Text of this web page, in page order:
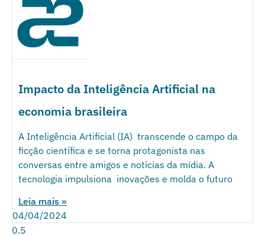
Impacto da Inteligência Artificial na
economia brasileira
A Inteligência Artificial (IA) transcende o campo da
ficção científica e se torna protagonista nas
conversas entre amigos e notícias da mídia. A
tecnologia impulsiona inovações e molda o futuro
Leia mais »
04/04/2024